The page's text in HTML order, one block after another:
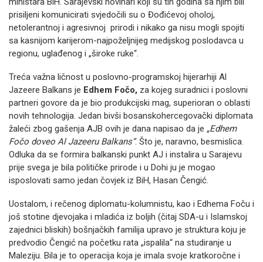
prisiljeni komunicirati svjedočili su o Đođićevoj oholoj,
netolerantnoj i agresivnoj prirodi i nikako ga nisu mogli spojiti
sa kasnijom karijerom-najpoželjnijeg medijskog poslodavca u
regionu, uglađenog i „široke ruke“.
Treća važna ličnost u poslovno-programskoj hijerarhiji Al
Jazeere Balkans je Edhem Fočo, za kojeg suradnici i poslovni
partneri govore da je bio produkcijski mag, superioran o oblasti
novih tehnologija. Jedan bivši bosanskohercegovački diplomata
žaleći zbog gašenja AJB ovih je dana napisao da je „Edhem
Fočo doveo Al Jazeeru Balkans“. Što je, naravno, besmislica.
Odluka da se formira balkanski punkt AJ i instalira u Sarajevu
prije svega je bila političke prirode i u Dohi ju je mogao
isposlovati samo jedan čovjek iz BiH, Hasan Čengić.
Uostalom, i rečenog diplomatu-kolumnistu, kao i Edhema Foču i
još stotine djevojaka i mladića iz boljih (čitaj SDA-u i Islamskoj
zajednici bliskih) bošnjačkih familija upravo je struktura koju je
predvodio Čengić na početku rata „ispalila“ na studiranje u
Maleziju. Bila je to operacija koja je imala svoje kratkoročne i